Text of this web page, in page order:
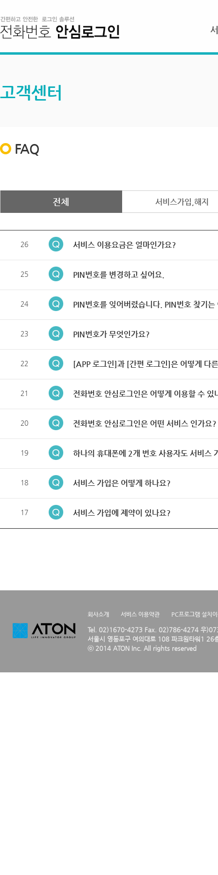
고객센터
FAQ
전체 서비스가입,해지
26 서비스 이용요금은 얼마인가요?
25 PIN번호를 변경하고 싶어요.
24 PIN번호를 잊어버렸습니다. PIN번호 찾기는
23 PIN번호가 무엇인가요?
22 [APP 로그인]과 [간편 로그인]은 어떻게 다
21 전화번호 안심로그인은 어떻게 이용할 수 있
20 전화번호 안심로그인은 어떤 서비스 인가요?
19 하나의 휴대폰에 2개 번호 사용자도 서비스
18 서비스 가입은 어떻게 하나요?
17 서비스 가입에 제약이 있나요?
회사소개 서비스 이용약관 PC프로그램 설치
Tel. 02)1670-4273 Fax. 02)786-4274 우
서울시 영등포구 여의대로 108 파크원타워1 26
ⓒ 2014 ATON Inc. All rights reserved